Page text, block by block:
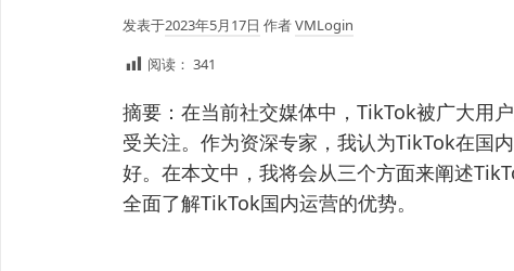
发表于2023年5月17日 作者VMLogin
阅读： 341
摘要：在当前社交媒体中，TikTok被广大用
受关注。作为资深专家，我认为TikTok在国
好。在本文中，我将会从三个方面来阐述
全面了解TikTok国内运营的优势。